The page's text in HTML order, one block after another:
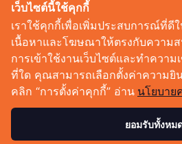
Corp Innov
Saucy
Sustainable
Videos
Podcast
เว็บไซต์นี้ใช้คุกกี้
เราใช้คุกกี้เพื่อเพิ่มประสบการณ์ที่ดี
เนื้อหาและโฆษณาให้ตรงกับความส
การเข้าใช้งานเว็บไซต์และทำความ
ที่ใด คุณสามารถเลือกตั้งค่าความยิ
คลิก “การตั้งค่าคุกกี้” อ่าน นโยบาย
ยอมรับทั้งหม